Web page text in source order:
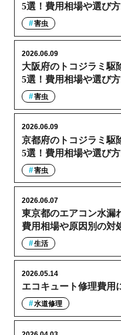
5選！費用相場や選び
害虫
大阪府のトコジラミ駆
5選！費用相場や選び
2026.06.09
害虫
京都府のトコジラミ駆
5選！費用相場や選び
2026.06.09
害虫
東京都のエアコン水漏
費用相場や原因別の対
2026.06.07
生活
エコキュート修理費用
2026.05.14
水道修理